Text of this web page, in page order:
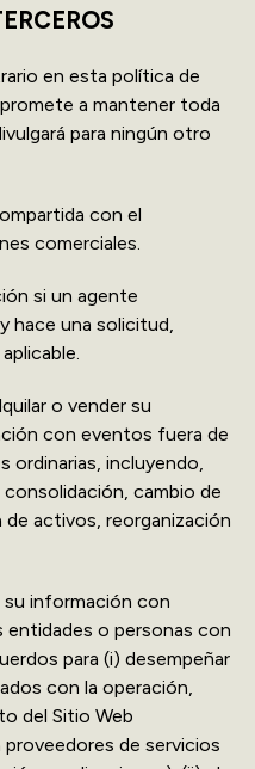
en esta política de
a mantener toda
para ningún otro
con el
comerciales.
si un agente
hace una solicitud,
o vender su
con eventos fuera de
ordinarias, incluyendo,
cambio de
activos, reorganización
su información con
entidades o personas con
para (i) desempeñar
con la operación,
del Sitio Web
de servicios